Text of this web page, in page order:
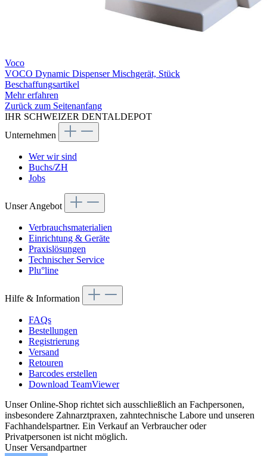
Voco
VOCO Dynamic Dispenser Mischgerät, Stück
Beschaffungsartikel
Mehr erfahren
Zurück zum Seitenanfang
IHR SCHWEIZER DENTALDEPOT
Unternehmen
Wer wir sind
Buchs/ZH
Jobs
Unser Angebot
Verbrauchsmaterialien
Einrichtung & Geräte
Praxislösungen
Technischer Service
Plu°line
Hilfe & Information
FAQs
Bestellungen
Registrierung
Versand
Retouren
Barcodes erstellen
Download TeamViewer
Unser Online-Shop richtet sich ausschließlich an Fachpersonen,
insbesondere Zahnarztpraxen, zahntechnische Labore und unseren
Fachhandelspartner. Ein Verkauf an Verbraucher oder
Privatpersonen ist nicht möglich.
Unser Versandpartner